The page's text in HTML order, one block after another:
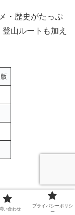
・歴史がたっぷ
山ルートも加え
い合わせ
プライバシーポリシ
ー